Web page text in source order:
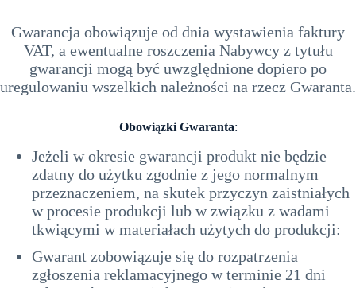
Gwarancja obowiązuje od dnia wystawienia faktury
VAT, a ewentualne roszczenia Nabywcy z tytułu
gwarancji mogą być uwzględnione dopiero po
uregulowaniu wszelkich należności na rzecz Gwaranta.
Obowiązki Gwaranta:
Jeżeli w okresie gwarancji produkt nie będzie
zdatny do użytku zgodnie z jego normalnym
przeznaczeniem, na skutek przyczyn zaistniałych
w procesie produkcji lub w związku z wadami
tkwiącymi w materiałach użytych do produkcji:
Gwarant zobowiązuje się do rozpatrzenia
zgłoszenia reklamacyjnego w terminie 21 dni